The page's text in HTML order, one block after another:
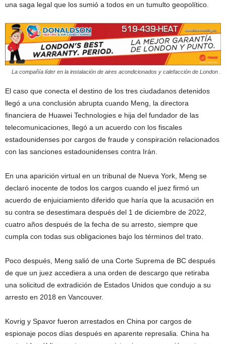
una saga legal que los sumió a todos en un tumulto geopolítico.
La compañía líder en la instalación de aires acondicionados y calefacción de London .
El caso que conecta el destino de los tres ciudadanos detenidos
llegó a una conclusión abrupta cuando Meng, la directora
financiera de Huawei Technologies e hija del fundador de las
telecomunicaciones, llegó a un acuerdo con los fiscales
estadounidenses por cargos de fraude y conspiración relacionados
con las sanciones estadounidenses contra Irán.
En una aparición virtual en un tribunal de Nueva York, Meng se
declaró inocente de todos los cargos cuando el juez firmó un
acuerdo de enjuiciamiento diferido que haría que la acusación en
su contra se desestimara después del 1 de diciembre de 2022,
cuatro años después de la fecha de su arresto, siempre que
cumpla con todas sus obligaciones bajo los términos del trato.
Poco después, Meng salió de una Corte Suprema de BC después
de que un juez accediera a una orden de descargo que retiraba
una solicitud de extradición de Estados Unidos que condujo a su
arresto en 2018 en Vancouver.
Kovrig y Spavor fueron arrestados en China por cargos de
espionaje pocos días después en aparente represalia. China ha